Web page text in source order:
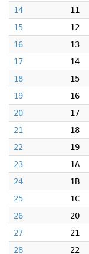
14
11
15
12
16
13
17
14
18
15
19
16
20
17
21
18
22
19
23
1A
24
1B
25
1C
26
20
27
21
28
22